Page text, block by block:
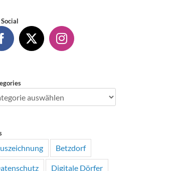
Betzdorf
Digitale Dörfer